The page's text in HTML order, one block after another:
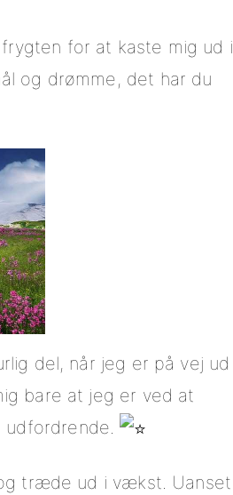
for at kaste mig ud i
og drømme, det har du
del, når jeg er på vej ud
bare at jeg er ved at
udfordrende.
træde ud i vækst. Uanset